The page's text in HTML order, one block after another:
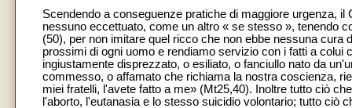
Scendendo a conseguenze pratiche di maggiore urgenza,
nessuno eccettuato, come un altro « se stesso », tenendo
(50), per non imitare quel ricco che non ebbe nessuna
prossimi di ogni uomo e rendiamo servizio con i fatti a
ingiustamente disprezzato, o esiliato, o fanciullo nato da
commesso, o affamato che richiama la nostra coscienza,
miei fratelli, l'avete fatto a me» (Mt25,40). Inoltre tutto ciò
l'aborto, l'eutanasia e lo stesso suicidio volontario; tutto ciò